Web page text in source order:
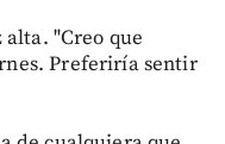
alta. "Creo que
Preferiría sentir